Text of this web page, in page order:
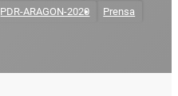
PDR-ARAGON-2020
Prensa